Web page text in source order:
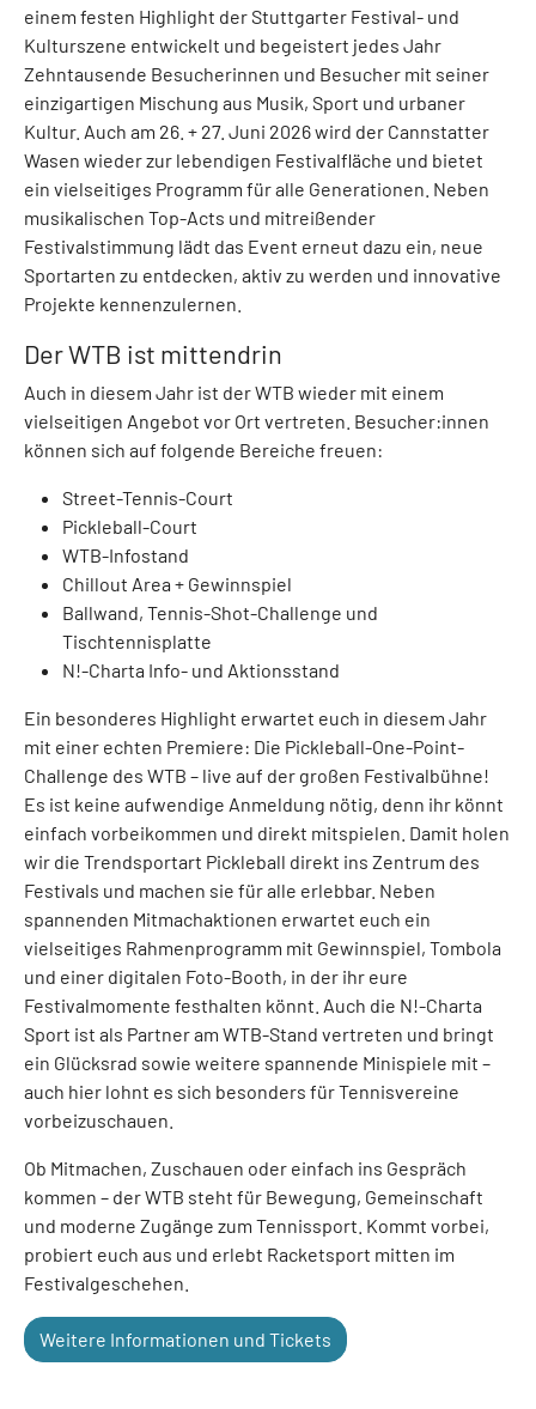
einem festen Highlight der Stuttgarter Festival- und
Kulturszene entwickelt und begeistert jedes Jahr
Zehntausende Besucherinnen und Besucher mit seiner
einzigartigen Mischung aus Musik, Sport und urbaner
Kultur. Auch am 26. + 27. Juni 2026 wird der Cannstatter
Wasen wieder zur lebendigen Festivalfläche und bietet
ein vielseitiges Programm für alle Generationen. Neben
musikalischen Top-Acts und mitreißender
Festivalstimmung lädt das Event erneut dazu ein, neue
Sportarten zu entdecken, aktiv zu werden und innovative
Projekte kennenzulernen.
Der WTB ist mittendrin
Auch in diesem Jahr ist der WTB wieder mit einem
vielseitigen Angebot vor Ort vertreten. Besucher:innen
können sich auf folgende Bereiche freuen:
Street-Tennis-Court
Pickleball-Court
WTB-Infostand
Chillout Area + Gewinnspiel
Ballwand, Tennis-Shot-Challenge und
Tischtennisplatte
N!-Charta Info- und Aktionsstand
Ein besonderes Highlight erwartet euch in diesem Jahr
mit einer echten Premiere: Die Pickleball-One-Point-
Challenge des WTB – live auf der großen Festivalbühne!
Es ist keine aufwendige Anmeldung nötig, denn ihr könnt
einfach vorbeikommen und direkt mitspielen. Damit holen
wir die Trendsportart Pickleball direkt ins Zentrum des
Festivals und machen sie für alle erlebbar. Neben
spannenden Mitmachaktionen erwartet euch ein
vielseitiges Rahmenprogramm mit Gewinnspiel, Tombola
und einer digitalen Foto-Booth, in der ihr eure
Festivalmomente festhalten könnt. Auch die N!-Charta
Sport ist als Partner am WTB-Stand vertreten und bringt
ein Glücksrad sowie weitere spannende Minispiele mit –
auch hier lohnt es sich besonders für Tennisvereine
vorbeizuschauen.
Ob Mitmachen, Zuschauen oder einfach ins Gespräch
kommen – der WTB steht für Bewegung, Gemeinschaft
und moderne Zugänge zum Tennissport. Kommt vorbei,
probiert euch aus und erlebt Racketsport mitten im
Festivalgeschehen.
Weitere Informationen und Tickets